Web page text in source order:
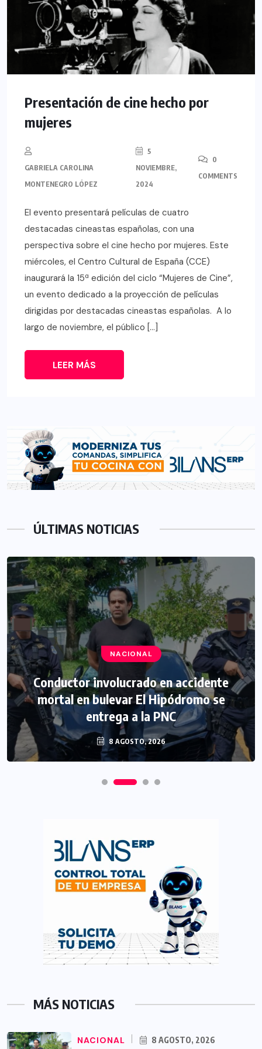
Presentación de cine hecho por
mujeres
GABRIELA CAROLINA
MONTENEGRO LÓPEZ
5
NOVIEMBRE,
2024
0
COMMENTS
El evento presentará películas de cuatro
destacadas cineastas españolas, con una
perspectiva sobre el cine hecho por mujeres. Este
miércoles, el Centro Cultural de España (CCE)
inaugurará la 15ª edición del ciclo “Mujeres de Cine”,
un evento dedicado a la proyección de películas
dirigidas por destacadas cineastas españolas. A lo
largo de noviembre, el público […]
LEER MÁS
ÚLTIMAS NOTICIAS
NACIONAL
Conductor involucrado en accidente
mortal en bulevar El Hipódromo se
entrega a la PNC
8 AGOSTO, 2026
MÁS NOTICIAS
NACIONAL 8 AGOSTO, 2026